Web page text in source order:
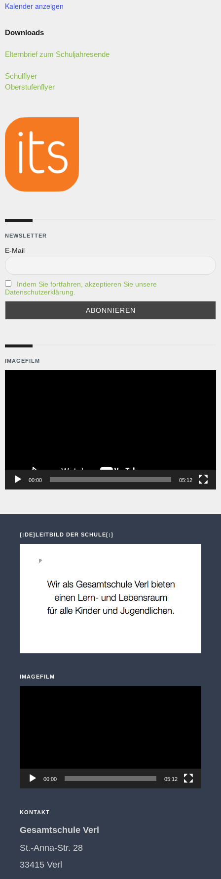
Kalender anzeigen
Downloads
Elternbrief zum Schuljahresende
Schulflyer
Oberstufenflyer
NEWSLETTER
E-Mail
Indem Sie fortfahren, akzeptieren Sie unsere
Datenschutzerklärung.
IMAGEFILM
00:00 05:12
[:DE]LEITBILD DER SCHULE[:]
IMAGEFILM
00:00 05:12
KONTAKT
Gesamtschule Verl
St.-Anna-Str. 28
33415 Verl